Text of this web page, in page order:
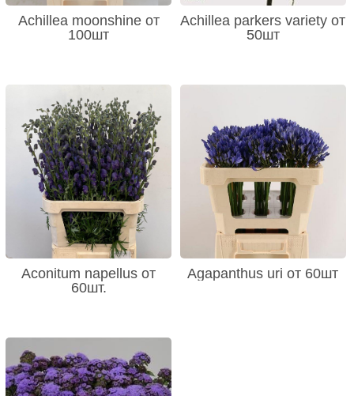
Achillea moonshine от
100шт
Achillea parkers variety от
50шт
Aconitum napellus от
60шт.
Agapanthus uri от 60шт